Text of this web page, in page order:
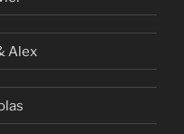
Alex